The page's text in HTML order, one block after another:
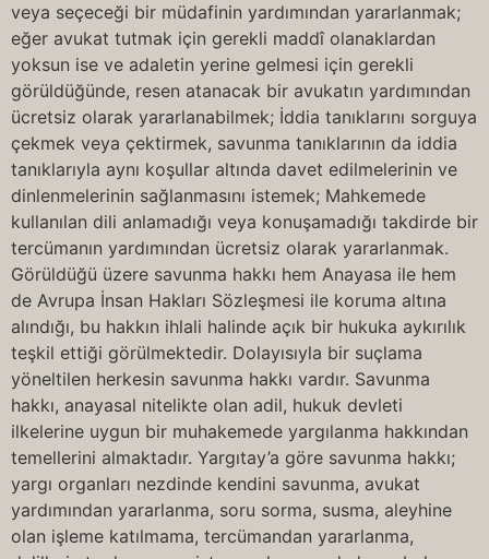
veya seçeceği bir müdafinin yardımından yararlanmak;
eğer avukat tutmak için gerekli maddî olanaklardan
yoksun ise ve adaletin yerine gelmesi için gerekli
görüldüğünde, resen atanacak bir avukatın yardımından
ücretsiz olarak yararlanabilmek; İddia tanıklarını sorguya
çekmek veya çektirmek, savunma tanıklarının da iddia
tanıklarıyla aynı koşullar altında davet edilmelerinin ve
dinlenmelerinin sağlanmasını istemek; Mahkemede
kullanılan dili anlamadığı veya konuşamadığı takdirde bir
tercümanın yardımından ücretsiz olarak yararlanmak.
Görüldüğü üzere savunma hakkı hem Anayasa ile hem
de Avrupa İnsan Hakları Sözleşmesi ile koruma altına
alındığı, bu hakkın ihlali halinde açık bir hukuka aykırılık
teşkil ettiği görülmektedir. Dolayısıyla bir suçlama
yöneltilen herkesin savunma hakkı vardır. Savunma
hakkı, anayasal nitelikte olan adil, hukuk devleti
ilkelerine uygun bir muhakemede yargılanma hakkından
temellerini almaktadır. Yargıtay’a göre savunma hakkı;
yargı organları nezdinde kendini savunma, avukat
yardımından yararlanma, soru sorma, susma, aleyhine
olan işleme katılmama, tercümandan yararlanma,